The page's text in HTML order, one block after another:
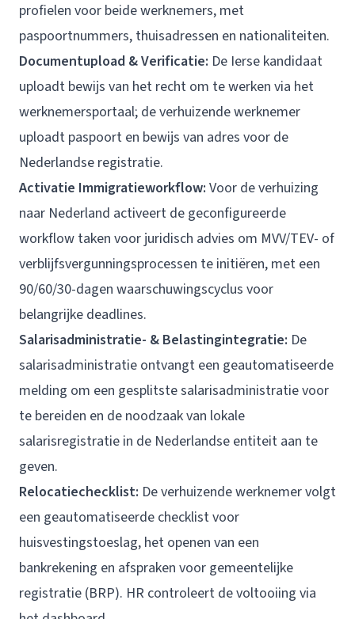
profielen voor beide werknemers, met
paspoortnummers, thuisadressen en nationaliteiten.
Documentupload & Verificatie: De Ierse kandidaat
uploadt bewijs van het recht om te werken via het
werknemersportaal; de verhuizende werknemer
uploadt paspoort en bewijs van adres voor de
Nederlandse registratie.
Activatie Immigratieworkflow: Voor de verhuizing
naar Nederland activeert de geconfigureerde
workflow taken voor juridisch advies om MVV/TEV- of
verblijfsvergunningsprocessen te initiëren, met een
90/60/30-dagen waarschuwingscyclus voor
belangrijke deadlines.
Salarisadministratie- & Belastingintegratie: De
salarisadministratie ontvangt een geautomatiseerde
melding om een gesplitste salarisadministratie voor
te bereiden en de noodzaak van lokale
salarisregistratie in de Nederlandse entiteit aan te
geven.
Relocatiechecklist: De verhuizende werknemer volgt
een geautomatiseerde checklist voor
huisvestingstoeslag, het openen van een
bankrekening en afspraken voor gemeentelijke
registratie (BRP). HR controleert de voltooiing via